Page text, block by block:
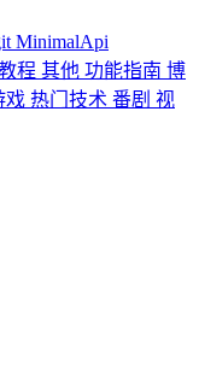
MinimalApi
程 其他 功能指南 博
戏 热门技术 番剧 视